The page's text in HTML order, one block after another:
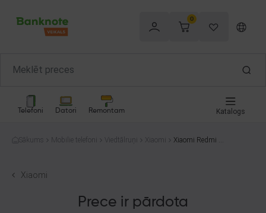
0
Telefoni Datori Remontam Katalogs
Sākums Mobilie telefoni Viedtālruņi Xiaomi
Xiaomi Redmi N
Xiaomi
Prece ir pārdota